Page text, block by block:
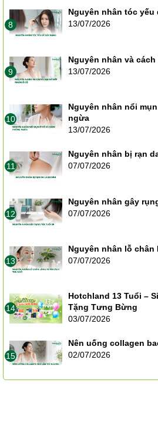
8
Nguyên nhân tóc yếu
13/07/2026
9
Nguyên nhân và
13/07/2026
10
Nguyên nhân nổi
ngừa
13/07/2026
11
Nguyên nhân bị rạn
07/07/2026
12
Nguyên nhân gây
07/07/2026
13
Nguyên nhân lỗ
07/07/2026
14
Hotchland 13 Tuổi –
Tặng Tưng Bừng
03/07/2026
15
Nên uống collagen
02/07/2026